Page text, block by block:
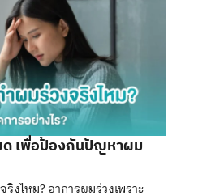
ด เพื่อป้องกันปัญหาผม
งไหม? อาการผมร่วงเพราะ